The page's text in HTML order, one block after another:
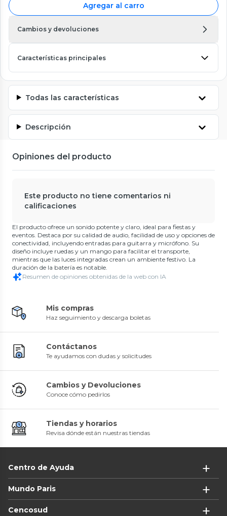
Agregar al carro
Cambios y devoluciones
Características principales
Todas las características
Descripción
Opiniones del producto
Este producto no tiene comentarios ni
calificaciones
El producto ofrece un sonido potente y claro, ideal para fiestas y
eventos. Destaca por su calidad de audio, facilidad de uso y opciones de
conectividad, incluyendo entradas para guitarra y micrófono. Su
diseño incluye ruedas y un mango para facilitar el transporte,
mientras que las luces integradas crean un ambiente festivo. La
duración de la batería es notable.
Resumen de opiniones obtenidas de la web con IA
Mis compras
Haz seguimiento y descarga boletas
Contáctanos
Te ayudamos con dudas y solicitudes
Cambios y Devoluciones
Conoce cómo pedirlos
Tiendas y horarios
Revisa dónde están nuestras tiendas
Centro de Ayuda
Mundo Paris
Cencosud